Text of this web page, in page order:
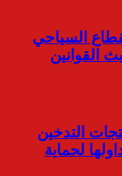
السياحي
القوانين
التدخين
لحماية